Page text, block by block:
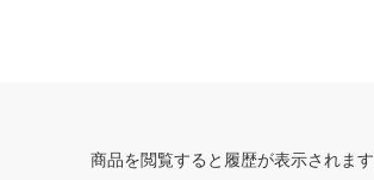
商品を閲覧すると履歴が表示されます